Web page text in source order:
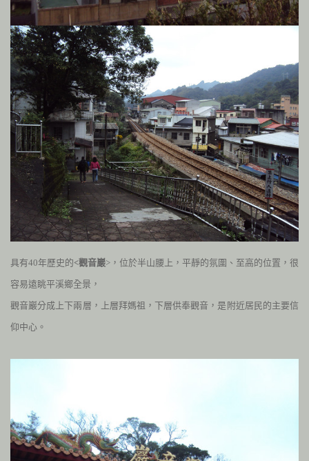
具有40年歷史的<觀音巖>，位於半山腰上，平靜的氛圍、至高的位置，很
容易遠眺平溪鄉全景，
觀音巖分成上下兩層，上層拜媽祖，下層供奉觀音，是附近居民的主要信
仰中心。